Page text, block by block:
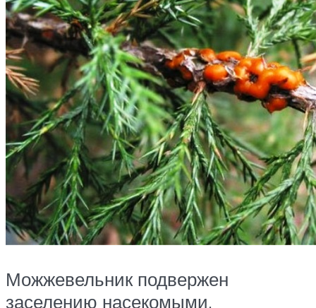
Можжевельник подвержен
заселению насекомыми,